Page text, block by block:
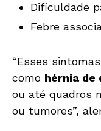
Dificuldade
Febre
“Esses
como hérnia de
ou até quadros
ou tumores”,